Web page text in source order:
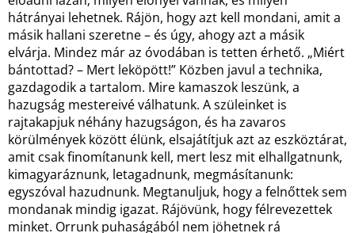
hátrányai lehetnek. Rájön, hogy azt kell mondani, amit a
másik hallani szeretne – és úgy, ahogy azt a másik
elvárja. Mindez már az óvodában is tetten érhető. „Miért
bántottad? – Mert leköpött!” Közben javul a technika,
gazdagodik a tartalom. Mire kamaszok leszünk, a
hazugság mestereivé válhatunk. A szüleinket is
rajtakapjuk néhány hazugságon, és ha zavaros
körülmények között élünk, elsajátítjuk azt az eszköztárat,
amit csak finomítanunk kell, mert lesz mit elhallgatnunk,
kimagyaráznunk, letagadnunk, megmásítanunk:
egyszóval hazudnunk. Megtanuljuk, hogy a felnőttek sem
mondanak mindig igazat. Rájövünk, hogy félrevezettek
minket. Orrunk puhaságából nem jöhetnek rá